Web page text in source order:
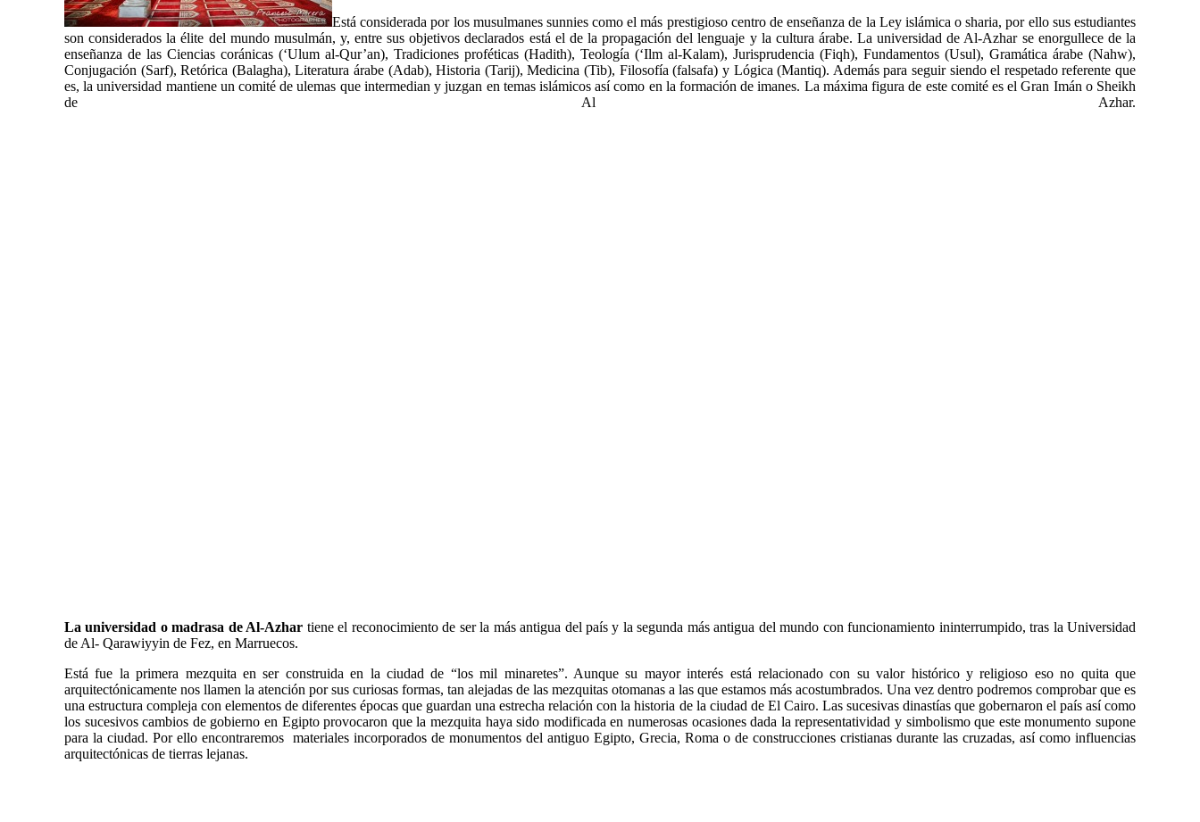
Está considerada por los musulmanes sunnies como el más prestigioso centro de enseñanza de la Ley islámica o sharia, por ello sus estudiantes
son considerados la élite del mundo musulmán, y, entre sus objetivos declarados está el de la propagación del lenguaje y la cultura árabe. La universidad de Al-Azhar se enorgullece de la
enseñanza de las Ciencias coránicas (‘Ulum al-Qur’an), Tradiciones proféticas (Hadith), Teología (‘Ilm al-Kalam), Jurisprudencia (Fiqh), Fundamentos (Usul), Gramática árabe (Nahw),
Conjugación (Sarf), Retórica (Balagha), Literatura árabe (Adab), Historia (Tarij), Medicina (Tib), Filosofía (falsafa) y Lógica (Mantiq). Además para seguir siendo el respetado referente que
es, la universidad mantiene un comité de ulemas que intermedian y juzgan en temas islámicos así como en la formación de imanes. La máxima figura de este comité es el Gran Imán o Sheikh
de Al Azhar.
La universidad o madrasa de Al-Azhar tiene el reconocimiento de ser la más antigua del país y la segunda más antigua del mundo con funcionamiento ininterrumpido, tras la Universidad
de Al- Qarawiyyin de Fez, en Marruecos.
Está fue la primera mezquita en ser construida en la ciudad de “los mil minaretes”. Aunque su mayor interés está relacionado con su valor histórico y religioso eso no quita que
arquitectónicamente nos llamen la atención por sus curiosas formas, tan alejadas de las mezquitas otomanas a las que estamos más acostumbrados. Una vez dentro podremos comprobar que es
una estructura compleja con elementos de diferentes épocas que guardan una estrecha relación con la historia de la ciudad de El Cairo. Las sucesivas dinastías que gobernaron el país así como
los sucesivos cambios de gobierno en Egipto provocaron que la mezquita haya sido modificada en numerosas ocasiones dada la representatividad y simbolismo que este monumento supone
para la ciudad. Por ello encontraremos materiales incorporados de monumentos del antiguo Egipto, Grecia, Roma o de construcciones cristianas durante las cruzadas, así como influencias
arquitectónicas de tierras lejanas.